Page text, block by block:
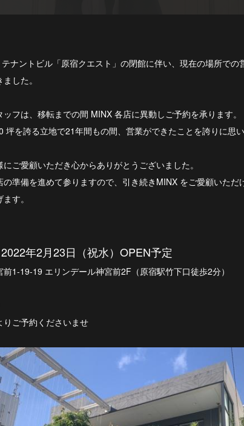
ナントビル「原宿クエスト」の閉館に伴い、現在の場所での
した。
フは、移転までの間 MINX 各店に異動しご予約を承ります。
坪を誇る立地で21年間もの間、営業ができたことを誇りに思い
ご愛顧いただき心からありがとうございました。
準備を進めて参りますので、引き続きMINX をご愛顧いただ
す。
2022年2月23日（祝水）OPEN予定
1-19-19 エリンデール神宮前2F（原宿駅竹下口徒歩2分）
りご予約くださいませ